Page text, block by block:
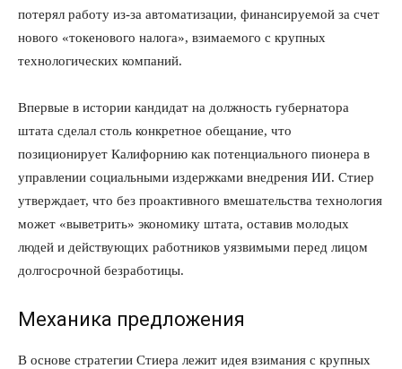
потерял работу из-за автоматизации, финансируемой за счет
нового «токенового налога», взимаемого с крупных
технологических компаний.
Впервые в истории кандидат на должность губернатора
штата сделал столь конкретное обещание, что
позиционирует Калифорнию как потенциального пионера в
управлении социальными издержками внедрения ИИ. Стиер
утверждает, что без проактивного вмешательства технология
может «выветрить» экономику штата, оставив молодых
людей и действующих работников уязвимыми перед лицом
долгосрочной безработицы.
Механика предложения
В основе стратегии Стиера лежит идея взимания с крупных